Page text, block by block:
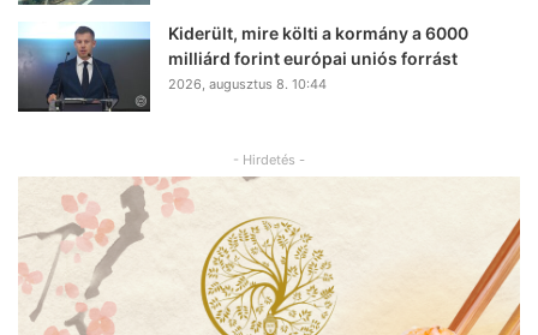
Kiderült, mire költi a kormány a 6000
milliárd forint európai uniós forrást
2026, augusztus 8. 10:44
- Hirdetés -